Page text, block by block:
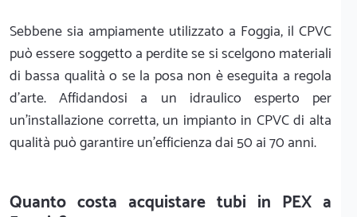
Sebbene sia ampiamente utilizzato a Foggia, il CPVC
può essere soggetto a perdite se si scelgono materiali
di bassa qualità o se la posa non è eseguita a regola
d'arte. Affidandosi a un idraulico esperto per
un'installazione corretta, un impianto in CPVC di alta
qualità può garantire un'efficienza dai 50 ai 70 anni.
Quanto costa acquistare tubi in PEX a